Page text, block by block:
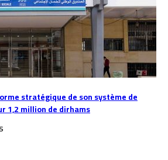
stratégique de son système de
1,2 million de dirhams